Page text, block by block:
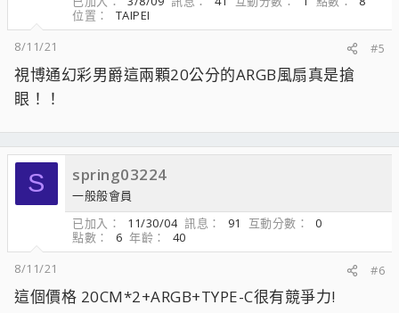
位置
TAIPEI
8/11/21
#5
視博通幻彩男爵這兩顆20公分的ARGB風扇真是搶
眼！！
S spring03224
一般般會員
已加入
11/30/04 訊息 91 互動分數
0
點數
6 年齡
40
8/11/21
#6
這個價格 20CM*2+ARGB+TYPE-C很有競爭力!